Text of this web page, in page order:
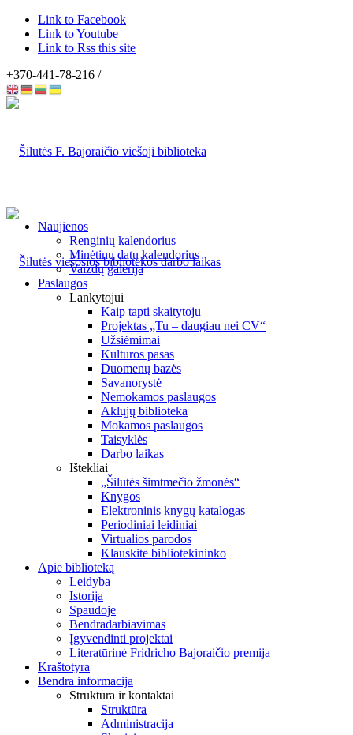
Link to Facebook
Link to Youtube
Link to Rss this site
+370-441-78-216 /
Naujienos
Renginių kalendorius
Minėtinų datų kalendorius
Vaizdų galerija
Paslaugos
Lankytojui
Kaip tapti skaitytoju
Projektas „Tu – daugiau nei CV“
Užsiėmimai
Kultūros pasas
Duomenų bazės
Savanorystė
Nemokamos paslaugos
Aklųjų biblioteka
Mokamos paslaugos
Taisyklės
Darbo laikas
Ištekliai
„Šilutės šimtmečio žmonės“
Knygos
Elektroninis knygų katalogas
Periodiniai leidiniai
Virtualios parodos
Klauskite bibliotekininko
Apie biblioteką
Leidyba
Istorija
Spaudoje
Bendradarbiavimas
Įgyvendinti projektai
Literatūrinė Fridricho Bajoraičio premija
Kraštotyra
Bendra informacija
Struktūra ir kontaktai
Struktūra
Administracija